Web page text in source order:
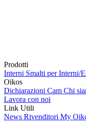
Prodotti
Interni Smalti per Interni/
Oikos
Dichiarazioni Cam Chi
Lavora con noi
Link Utili
News Rivenditori My